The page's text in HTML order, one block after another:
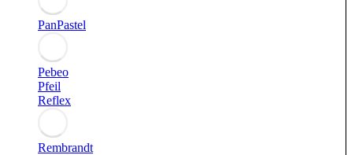
PanPastel
Pebeo
Pfeil
Reflex
Rembrandt